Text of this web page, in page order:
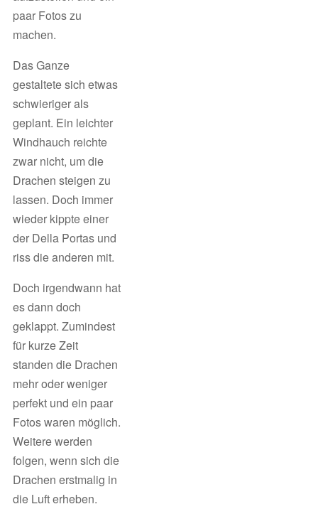
paar Fotos zu
machen.
Das Ganze
gestaltete sich etwas
schwieriger als
geplant. Ein leichter
Windhauch reichte
zwar nicht, um die
Drachen steigen zu
lassen. Doch immer
wieder kippte einer
der Della Portas und
riss die anderen mit.
Doch irgendwann hat
es dann doch
geklappt. Zumindest
für kurze Zeit
standen die Drachen
mehr oder weniger
perfekt und ein paar
Fotos waren möglich.
Weitere werden
folgen, wenn sich die
Drachen erstmalig in
die Luft erheben.